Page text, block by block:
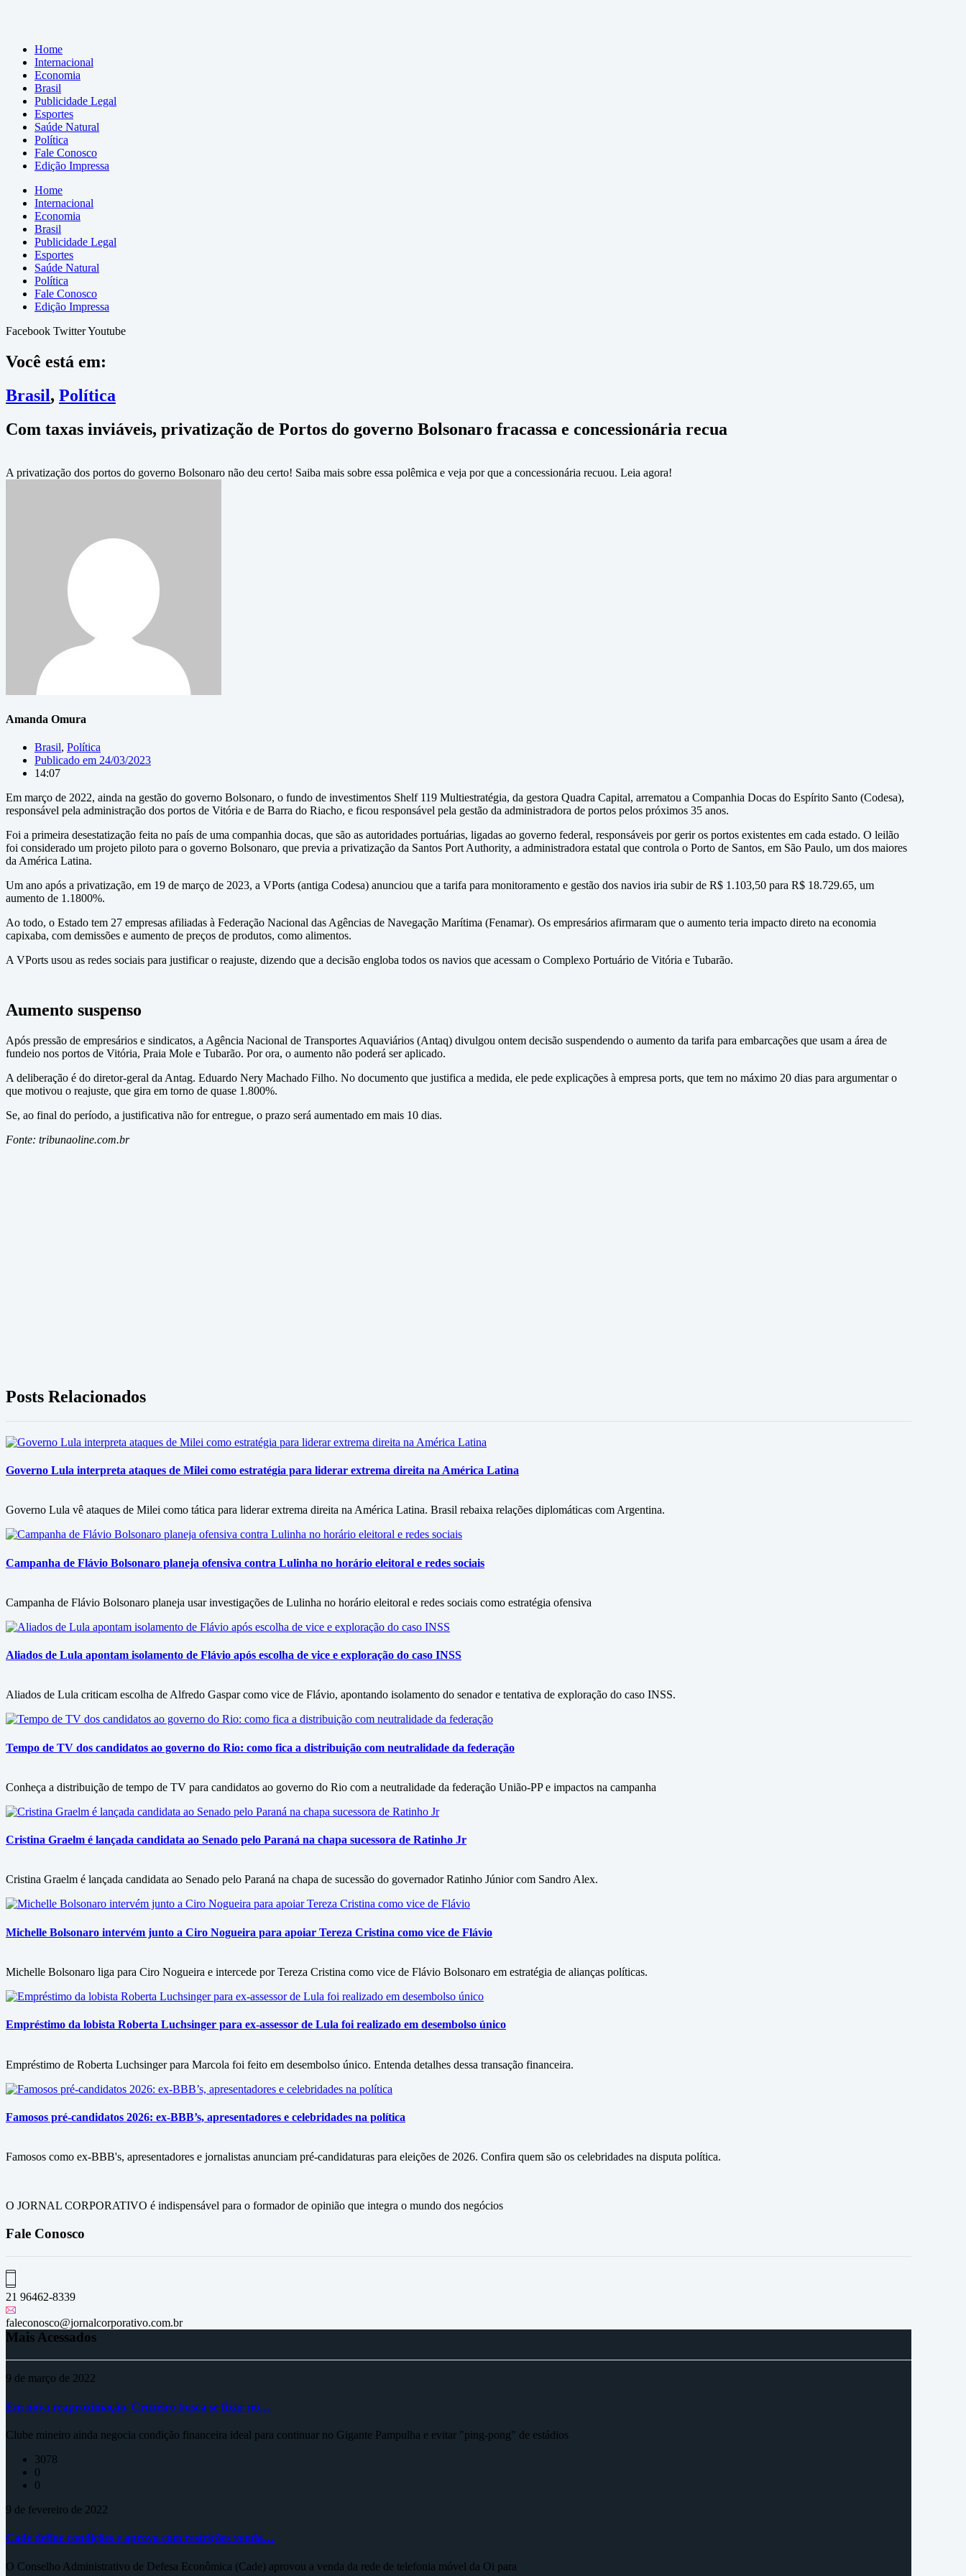
Home
Internacional
Economia
Brasil
Publicidade Legal
Esportes
Saúde Natural
Política
Fale Conosco
Edição Impressa
Home
Internacional
Economia
Brasil
Publicidade Legal
Esportes
Saúde Natural
Política
Fale Conosco
Edição Impressa
Facebook TwitterYoutube
Você está em:
Brasil, Política
Com taxas inviáveis, privatização de Portos do governo Bolsonaro fracassa e concessionária recua
A privatização dos portos do governo Bolsonaro não deu certo! Saiba mais sobre essa polêmica e veja por que a concessionária recuou. Leia agora!
Amanda Omura
Brasil, Política
Publicado em 24/03/2023
14:07
Em março de 2022, ainda na gestão do governo Bolsonaro, o fundo de investimentos Shelf 119 Multiestratégia, da gestora Quadra Capital, arrematou a Companhia Docas do Espírito Santo (Codesa),
responsável pela administração dos portos de Vitória e de Barra do Riacho, e ficou responsável pela gestão da administradora de portos pelos próximos 35 anos.
Foi a primeira desestatização feita no país de uma companhia docas, que são as autoridades portuárias, ligadas ao governo federal, responsáveis por gerir os portos existentes em cada estado. O leilão
foi considerado um projeto piloto para o governo Bolsonaro, que previa a privatização da Santos Port Authority, a administradora estatal que controla o Porto de Santos, em São Paulo, um dos maiores
da América Latina.
Um ano após a privatização, em 19 de março de 2023, a VPorts (antiga Codesa) anunciou que a tarifa para monitoramento e gestão dos navios iria subir de R$ 1.103,50 para R$ 18.729.65, um
aumento de 1.1800%.
Ao todo, o Estado tem 27 empresas afiliadas à Federação Nacional das Agências de Navegação Marítima (Fenamar). Os empresários afirmaram que o aumento teria impacto direto na economia
capixaba, com demissões e aumento de preços de produtos, como alimentos.
A VPorts usou as redes sociais para justificar o reajuste, dizendo que a decisão engloba todos os navios que acessam o Complexo Portuário de Vitória e Tubarão.
Aumento suspenso
Após pressão de empresários e sindicatos, a Agência Nacional de Transportes Aquaviários (Antaq) divulgou ontem decisão suspendendo o aumento da tarifa para embarcações que usam a área de
fundeio nos portos de Vitória, Praia Mole e Tubarão. Por ora, o aumento não poderá ser aplicado.
A deliberação é do diretor-geral da Antag. Eduardo Nery Machado Filho. No documento que justifica a medida, ele pede explicações à empresa ports, que tem no máximo 20 dias para argumentar o
que motivou o reajuste, que gira em torno de quase 1.800%.
Se, ao final do período, a justificativa não for entregue, o prazo será aumentado em mais 10 dias.
Fonte: tribunaoline.com.br
Posts Relacionados
Governo Lula interpreta ataques de Milei como estratégia para liderar extrema direita na América Latina
Governo Lula vê ataques de Milei como tática para liderar extrema direita na América Latina. Brasil rebaixa relações diplomáticas com Argentina.
Campanha de Flávio Bolsonaro planeja ofensiva contra Lulinha no horário eleitoral e redes sociais
Campanha de Flávio Bolsonaro planeja usar investigações de Lulinha no horário eleitoral e redes sociais como estratégia ofensiva
Aliados de Lula apontam isolamento de Flávio após escolha de vice e exploração do caso INSS
Aliados de Lula criticam escolha de Alfredo Gaspar como vice de Flávio, apontando isolamento do senador e tentativa de exploração do caso INSS.
Tempo de TV dos candidatos ao governo do Rio: como fica a distribuição com neutralidade da federação
Conheça a distribuição de tempo de TV para candidatos ao governo do Rio com a neutralidade da federação União-PP e impactos na campanha
Cristina Graelm é lançada candidata ao Senado pelo Paraná na chapa sucessora de Ratinho Jr
Cristina Graelm é lançada candidata ao Senado pelo Paraná na chapa de sucessão do governador Ratinho Júnior com Sandro Alex.
Michelle Bolsonaro intervém junto a Ciro Nogueira para apoiar Tereza Cristina como vice de Flávio
Michelle Bolsonaro liga para Ciro Nogueira e intercede por Tereza Cristina como vice de Flávio Bolsonaro em estratégia de alianças políticas.
Empréstimo da lobista Roberta Luchsinger para ex-assessor de Lula foi realizado em desembolso único
Empréstimo de Roberta Luchsinger para Marcola foi feito em desembolso único. Entenda detalhes dessa transação financeira.
Famosos pré-candidatos 2026: ex-BBB’s, apresentadores e celebridades na política
Famosos como ex-BBB's, apresentadores e jornalistas anunciam pré-candidaturas para eleições de 2026. Confira quem são os celebridades na disputa política.
O JORNAL CORPORATIVO é indispensável para o formador de opinião que integra o mundo dos negócios
Fale Conosco
21 96462-8339
faleconosco@jornalcorporativo.com.br
Mais Acessados
9 de março de 2022
Em nova reaproximação, Cruzeiro busca se fixar no…
Clube mineiro ainda negocia condição financeira ideal para continuar no Gigante Pampulha e evitar "ping-pong" de estádios
3078
0
0
9 de fevereiro de 2022
Cade define condições e aprova com restrições venda…
O Conselho Administrativo de Defesa Econômica (Cade) aprovou a venda da rede de telefonia móvel da Oi para